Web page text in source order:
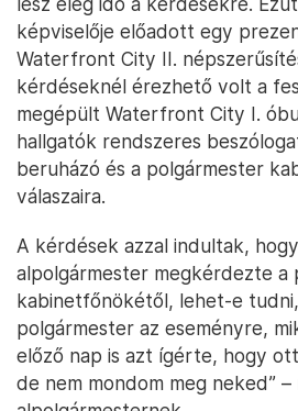
képviselője előadott egy
Waterfront City II.
kérdéseknél érezhető volt a
megépült Waterfront City I.
hallgatók rendszeres
beruházó és a polgármester
válaszaira.
A kérdések azzal indultak,
alpolgármester megkérdezte a
kabinetfőnökétől, lehet-e
polgármester az eseményre,
előző nap is azt ígérte, hogy
de nem mondom meg neked” –